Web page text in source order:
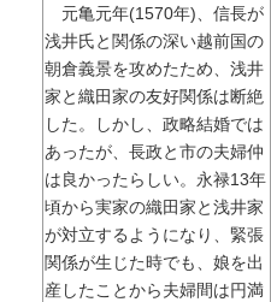
元亀元年(1570年)、信長が
浅井氏と関係の深い越前国の
朝倉義景を攻めたため、浅井
家と織田家の友好関係は断絶
した。しかし、政略結婚では
あったが、長政と市の夫婦仲
は良かったらしい。永禄13年
頃から実家の織田家と浅井家
が対立するようになり、緊張
関係が生じた時でも、娘を出
産したことから夫婦間は円満